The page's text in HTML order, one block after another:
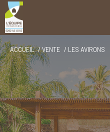
ACCUEIL VENTE LES AVIRONS